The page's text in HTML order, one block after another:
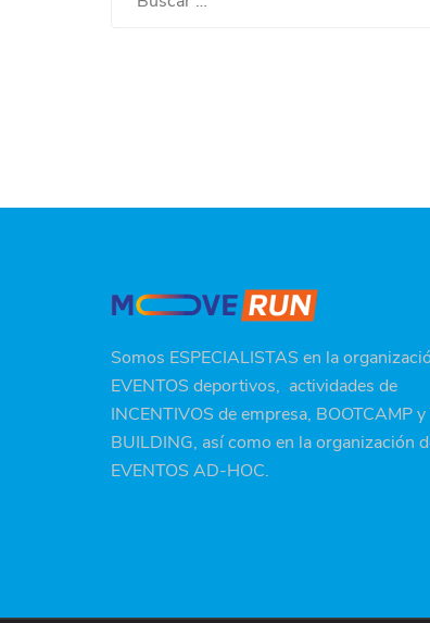
Somos ESPECIALISTAS en la
EVENTOS deportivos, actividades de
INCENTIVOS de empresa, BOOTCAMP
BUILDING, así como en la organización
EVENTOS AD-HOC.